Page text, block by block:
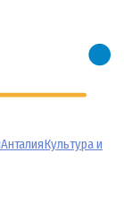
АнталияКультура и